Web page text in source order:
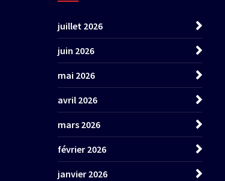
juillet 2026
juin 2026
mai 2026
avril 2026
mars 2026
février 2026
janvier 2026